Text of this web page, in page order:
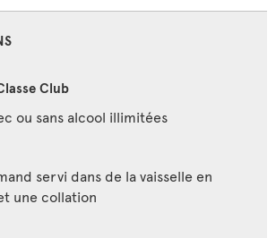
ou sans alcool illimitées
servi dans de la vaisselle en
une collation